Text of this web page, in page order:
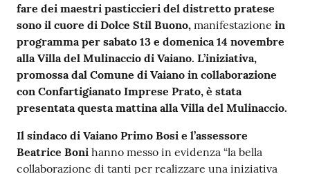
fare dei maestri pasticcieri del distretto pratese
sono il cuore di Dolce Stil Buono, manifestazione in
programma per sabato 13 e domenica 14 novembre
alla Villa del Mulinaccio di Vaiano. L’iniziativa,
promossa dal Comune di Vaiano in collaborazione
con Confartigianato Imprese Prato, è stata
presentata questa mattina alla Villa del Mulinaccio.
Il sindaco di Vaiano Primo Bosi e l’assessore
Beatrice Boni hanno messo in evidenza “la bella
collaborazione di tanti per realizzare una iniziativa